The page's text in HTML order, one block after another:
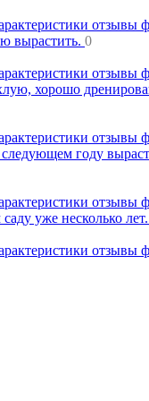
отзывы
вырастить. 0
отзывы
хорошо
отзывы
году
отзывы
уже несколько
отзывы